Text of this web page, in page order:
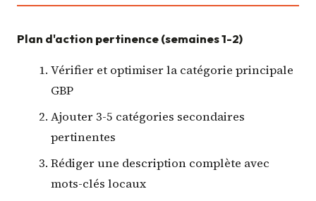
Plan d'action pertinence (semaines 1-2)
Vérifier et optimiser la catégorie principale
GBP
Ajouter 3-5 catégories secondaires
pertinentes
Rédiger une description complète avec
mots-clés locaux